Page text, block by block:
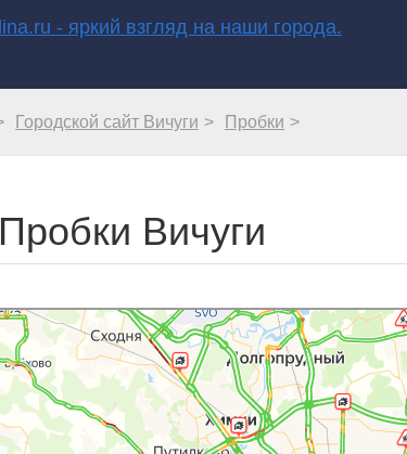
Городской сайт Вичуги Пробки
Пробки Вичуги